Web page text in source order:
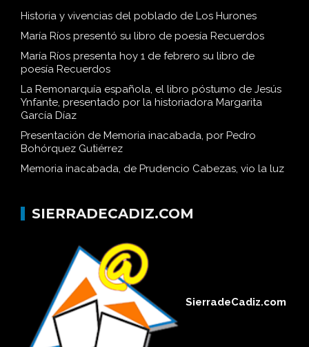
Historia y vivencias del poblado de Los Hurones
María Ríos presentó su libro de poesía Recuerdos
María Ríos presenta hoy 1 de febrero su libro de
poesía Recuerdos
La Remonarquía española, el libro póstumo de Jesús
Ynfante, presentado por la historiadora Margarita
García Díaz
Presentación de Memoria inacabada, por Pedro
Bohórquez Gutiérrez
Memoria inacabada, de Prudencio Cabezas, vio la luz
SIERRADECADIZ.COM
SierradeCadiz.com